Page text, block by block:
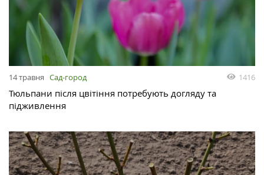
14 травня Сад-город 1416
Тюльпани після цвітіння потребують догляду та
підживлення